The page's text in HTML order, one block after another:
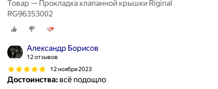
Товар — Прокладка клапанной крышки Riginal
RG96353002
Александр Борисов
12 отзывов
12 ноября 2023
Достоинства: всё подощло